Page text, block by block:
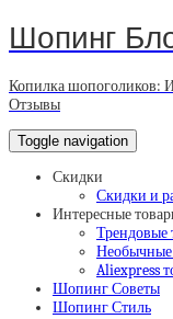
Шопинг
Копилка шопоголиков:
Отзывы
Toggle navigation
Скидки
Скидки и
Интересные
Трендовые
Необычные
Aliexpress
Шопинг Советы
Шопинг Стиль